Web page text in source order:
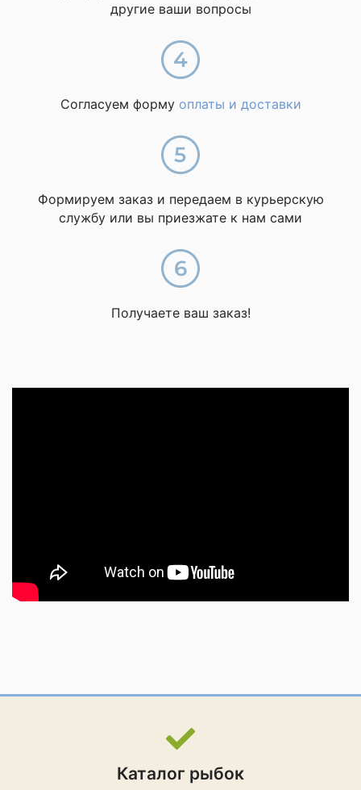
другие ваши вопросы
Согласуем форму оплаты и доставки
Формируем заказ и передаем в курьерскую
службу или вы приезжате к нам сами
Получаете ваш заказ!
Каталог рыбок